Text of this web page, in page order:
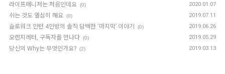
라이프매니저는 처음인데요 (0) 2020.01.07
쉬는 것도 열심히 해요 (0) 2019.07.11
슬로워크 인턴 4인방의 솔직 담백한 ‘마지막’ 이야기 (0) 2019.06.26
오렌지레터, 구독자를 만나다 (0) 2019.05.29
당신의 Why는 무엇인가요? (2) 2019.03.13